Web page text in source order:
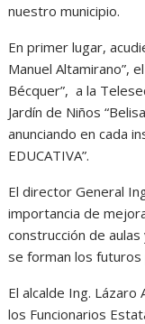
nuestro municipio.
En primer lugar,
Manuel Altamirano”,
Bécquer”, a la
Jardín de Niños
anunciando en cada
EDUCATIVA”.
El director General
importancia de
construcción de
se forman los
El alcalde Ing.
los Funcionarios